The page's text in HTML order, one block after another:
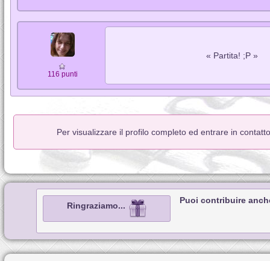
116 punti
« Partita! ;P »
Per visualizzare il profilo completo ed entrare in
Ringraziamo...
Puoi contribuire